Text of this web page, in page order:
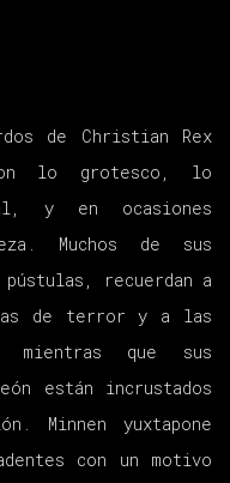
de Christian Rex
lo grotesco, lo
y en ocasiones
Muchos de sus
recuerdan a
de terror y a las
mientras que sus
están incrustados
Minnen yuxtapone
con un motivo